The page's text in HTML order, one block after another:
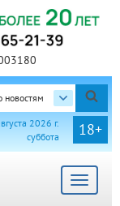
новостям
18+
2026 г.
суббота
Toggle